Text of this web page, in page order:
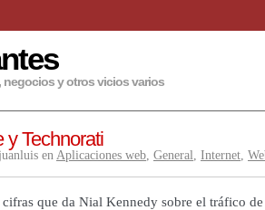
negocios y otros vicios varios
y Technorati
enAplicaciones web, General, Internet,
que da Nial Kennedy sobre el tráfico